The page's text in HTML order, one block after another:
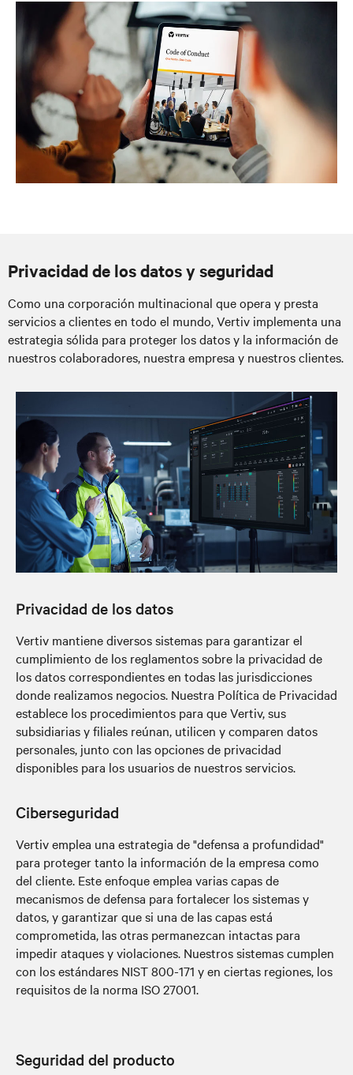
Privacidad de los datos y seguridad
Como una corporación multinacional que opera y presta
servicios a clientes en todo el mundo, Vertiv implementa una
estrategia sólida para proteger los datos y la información de
nuestros colaboradores, nuestra empresa y nuestros clientes.
Privacidad de los datos
Vertiv mantiene diversos sistemas para garantizar el
cumplimiento de los reglamentos sobre la privacidad de
los datos correspondientes en todas las jurisdicciones
donde realizamos negocios. Nuestra Política de Privacidad
establece los procedimientos para que Vertiv, sus
subsidiarias y filiales reúnan, utilicen y comparen datos
personales, junto con las opciones de privacidad
disponibles para los usuarios de nuestros servicios.
Ciberseguridad
Vertiv emplea una estrategia de "defensa a profundidad"
para proteger tanto la información de la empresa como
del cliente. Este enfoque emplea varias capas de
mecanismos de defensa para fortalecer los sistemas y
datos, y garantizar que si una de las capas está
comprometida, las otras permanezcan intactas para
impedir ataques y violaciones. Nuestros sistemas cumplen
con los estándares NIST 800-171 y en ciertas regiones, los
requisitos de la norma ISO 27001.
Seguridad del producto